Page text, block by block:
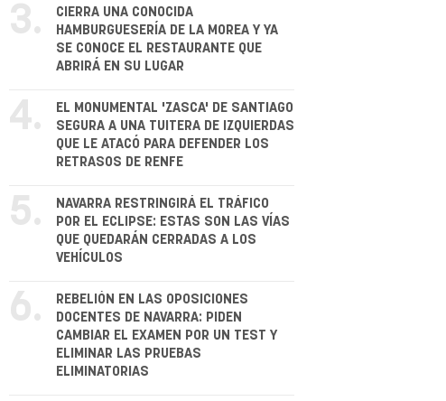
3.
CIERRA UNA CONOCIDA
HAMBURGUESERÍA DE LA MOREA Y YA
SE CONOCE EL RESTAURANTE QUE
ABRIRÁ EN SU LUGAR
4.
EL MONUMENTAL 'ZASCA' DE SANTIAGO
SEGURA A UNA TUITERA DE IZQUIERDAS
QUE LE ATACÓ PARA DEFENDER LOS
RETRASOS DE RENFE
5.
NAVARRA RESTRINGIRÁ EL TRÁFICO
POR EL ECLIPSE: ESTAS SON LAS VÍAS
QUE QUEDARÁN CERRADAS A LOS
VEHÍCULOS
6.
REBELIÓN EN LAS OPOSICIONES
DOCENTES DE NAVARRA: PIDEN
CAMBIAR EL EXAMEN POR UN TEST Y
ELIMINAR LAS PRUEBAS
ELIMINATORIAS